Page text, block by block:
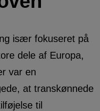
især fokuseret på
dele af Europa,
var en
at transkønnede
til